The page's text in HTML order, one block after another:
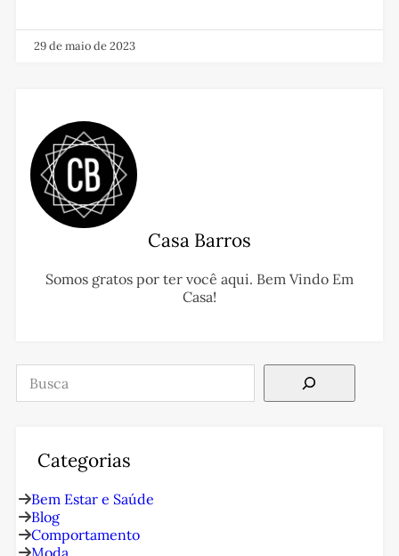
29 de maio de 2023
Casa Barros
Somos gratos por ter você aqui. Bem Vindo Em
Casa!
Pesquisar
Categorias
Bem Estar e Saúde
Blog
Comportamento
Moda